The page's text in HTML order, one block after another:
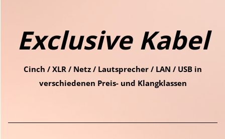
Exclusive Kabel
Cinch / XLR / Netz / Lautsprecher / LAN / USB in
verschiedenen Preis- und Klangklassen